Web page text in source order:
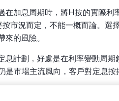
在加息周期時，將H按的實際利
市況而定，不能一概而論。選
的風險。
息計劃，好處是在利率變動周
是市場主流風向，客戶對定息